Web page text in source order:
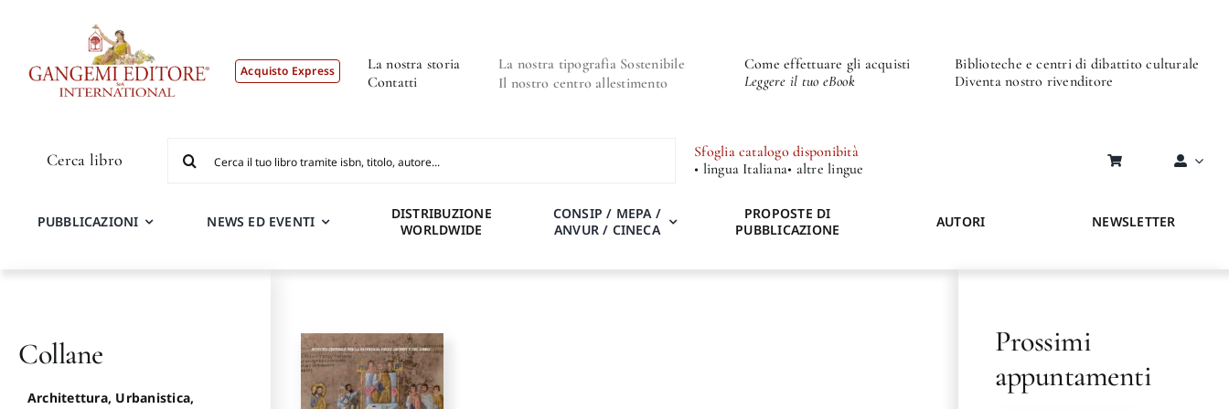
Acquisto Express
La nostra storia
Contatti
La nostra tipografia Sostenibile
Il nostro centro allestimento
Come effettuare gli acquisti
Leggere il tuo eBook
Biblioteche e centri di dibattito culturale
Diventa nostro rivenditore
Cerca libro
per:
Sfoglia catalogo disponibità
• lingua Italiana• altre lingue
PUBBLICAZIONI NEWS ED EVENTI
DISTRIBUZIONE
WORLDWIDE
CONSIP / MEPA /
ANVUR / CINECA
PROPOSTE DI
PUBBLICAZIONE
AUTORI NEWSLETTER
Collane
Architettura, Urbanistica,
Prossimi
appuntamenti